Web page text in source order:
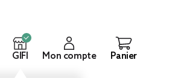
GIFI Mon compte Panier